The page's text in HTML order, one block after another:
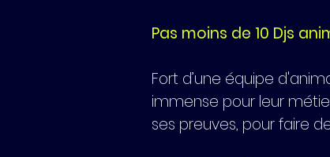
Pas moins de 10 Djs
Fort d’une équipe
immense pour leur
ses preuves, pour faire